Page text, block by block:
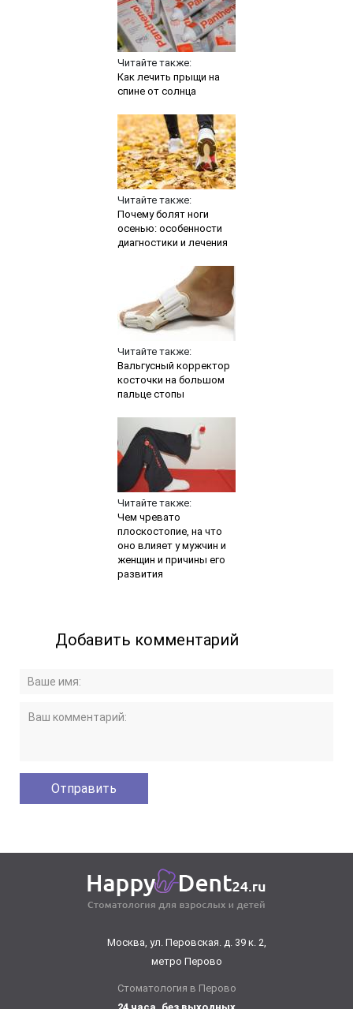
Читайте также:
Как лечить прыщи на
спине от солнца
Читайте также:
Почему болят ноги
осенью: особенности
диагностики и лечения
Читайте также:
Вальгусный корректор
косточки на большом
пальце стопы
Читайте также:
Чем чревато
плоскостопие, на что
оно влияет у мужчин и
женщин и причины его
развития
Добавить комментарий
Москва, ул. Перовская. д. 39 к. 2,
метро Перово
Стоматология в Перово